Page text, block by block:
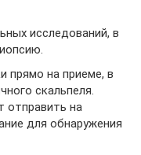
исследований, в
прямо на приеме, в
скальпеля.
отправить на
для обнаружения